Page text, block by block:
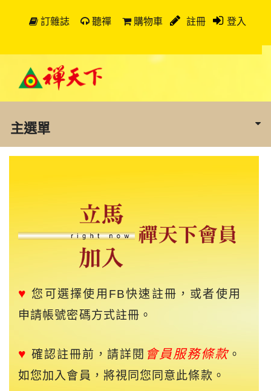
訂雜誌 聽禪 購物車 註冊 登入
主選單
♥ 您可選擇使用FB快速註冊，或者使用
申請帳號密碼方式註冊。
♥ 確認註冊前，請詳閱 會員服務條款。
如您加入會員，將視同您同意此條款。